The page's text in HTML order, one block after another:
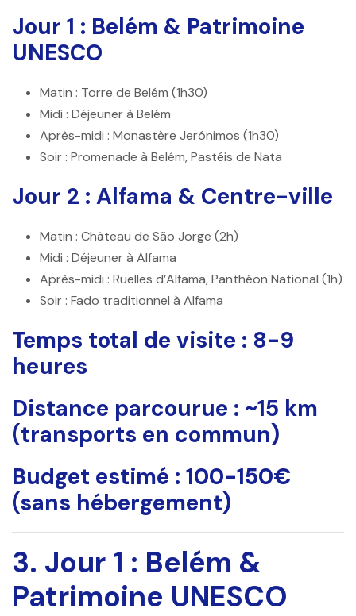
Jour 1 : Belém & Patrimoine
UNESCO
Matin : Torre de Belém (1h30)
Midi : Déjeuner à Belém
Après-midi : Monastère Jerónimos (1h30)
Soir: Promenade à Belém, Pastéis de Nata
Jour 2 : Alfama & Centre-ville
Matin : Château de São Jorge (2h)
Midi : Déjeuner à Alfama
Après-midi : Ruelles d’Alfama, Panthéon National (1h)
Soir: Fado traditionnel à Alfama
Temps total de visite : 8-9
heures
Distance parcourue : ~15 km
(transports en commun)
Budget estimé : 100-150€
(sans hébergement)
3. Jour 1 : Belém &
Patrimoine UNESCO